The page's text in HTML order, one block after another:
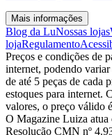
Mais informações
Blog da LuNossas lojas
lojaRegulamento
Preços e condições de
internet, podendo
de até 5 peças de cada
estoques para internet.
valores, o preço válido
O Magazine Luiza atua
Resolução CMN nº